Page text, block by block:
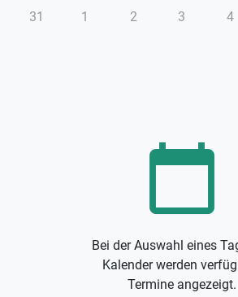
31 1 2 3 4
calendar_today
Bei der Auswahl eines
Kalender werden
Termine angezeigt.